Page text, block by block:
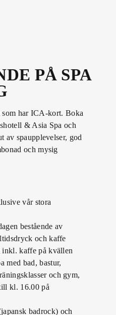
PÅ SPA
har ICA-kort. Boka
& Asia Spa och
av spaupplevelser, god
och mysig
vår stora
bestående av
och kaffe
inkl. kaffe på kvällen
med bad, bastur,
och gym,
kl. 16.00 på
badrock) och